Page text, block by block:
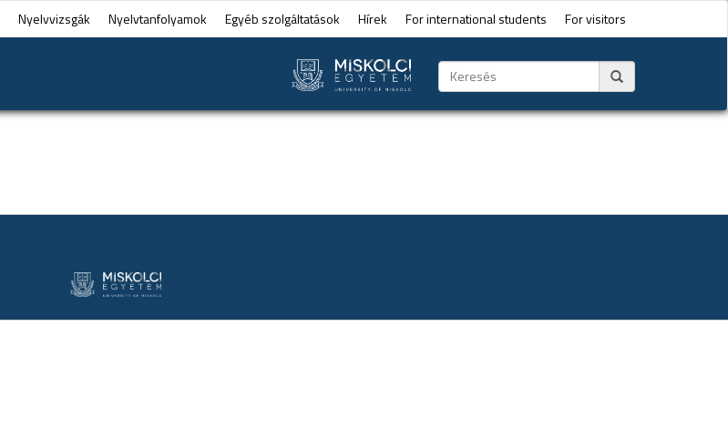
Nyelvvizsgák Nyelvtanfolyamok Egyéb szolgáltatások Hírek For international students For visitors